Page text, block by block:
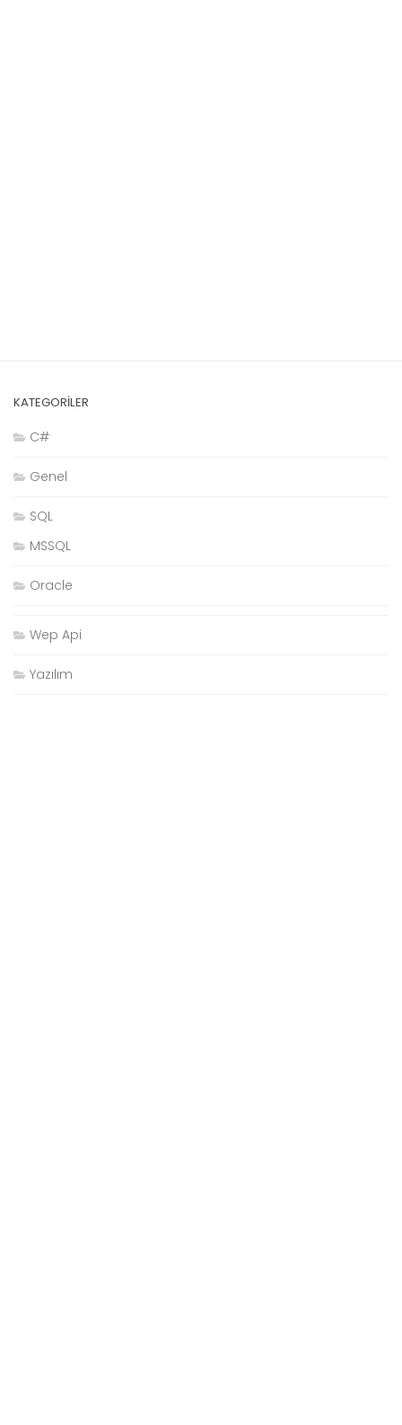
KATEGORILER
C#
Genel
SQL
MSSQL
Oracle
Wep Api
Yazılım